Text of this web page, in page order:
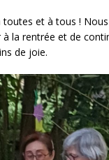
toutes et à tous !
la rentrée et de
de joie.